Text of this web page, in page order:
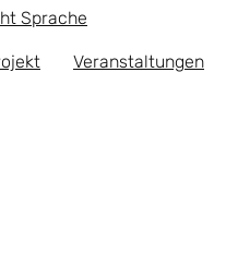
Sprache
Veranstaltungen